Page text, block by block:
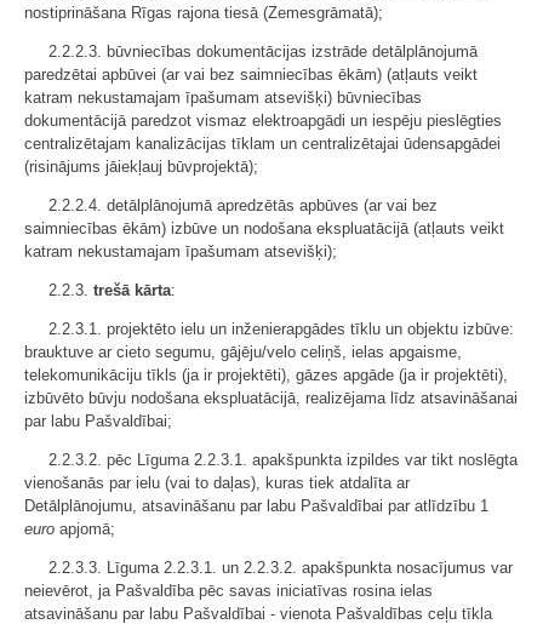
nostiprināšana Rīgas rajona tiesā (Zemesgrāmatā);
2.2.2.3. būvniecības dokumentācijas izstrāde detālplānojumā
paredzētai apbūvei (ar vai bez saimniecības ēkām) (atļauts veikt
katram nekustamajam īpašumam atsevišķi) būvniecības
dokumentācijā paredzot vismaz elektroapgādi un iespēju pieslēgties
centralizētajam kanalizācijas tīklam un centralizētajai ūdensapgādei
(risinājums jāiekļauj būvprojektā);
2.2.2.4. detālplānojumā apredzētās apbūves (ar vai bez
saimniecības ēkām) izbūve un nodošana ekspluatācijā (atļauts veikt
katram nekustamajam īpašumam atsevišķi);
2.2.3. trešā kārta:
2.2.3.1. projektēto ielu un inženierapgādes tīklu un objektu izbūve:
brauktuve ar cieto segumu, gājēju/velo celiņš, ielas apgaisme,
telekomunikāciju tīkls (ja ir projektēti), gāzes apgāde (ja ir projektēti),
izbūvēto būvju nodošana ekspluatācijā, realizējama līdz atsavināšanai
par labu Pašvaldībai;
2.2.3.2. pēc Līguma 2.2.3.1. apakšpunkta izpildes var tikt noslēgta
vienošanās par ielu (vai to daļas), kuras tiek atdalīta ar
Detālplānojumu, atsavināšanu par labu Pašvaldībai par atlīdzību 1
euro apjomā;
2.2.3.3. Līguma 2.2.3.1. un 2.2.3.2. apakšpunkta nosacījumus var
neievērot, ja Pašvaldība pēc savas iniciatīvas rosina ielas
atsavināšanu par labu Pašvaldībai - vienota Pašvaldības ceļu tīkla